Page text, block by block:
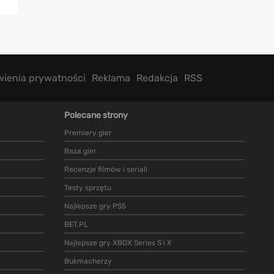
prywatności Reklama Redakcja RSS
Polecane strony
Premiery gier
Baza gier
Recenzje filmów i seriali
Testy sprzętu
Najlepsze gry PS5
BET.PL
Najlepsze gry XBOX Series S i X
Bukmacherzy